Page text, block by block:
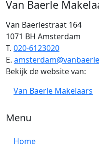
Van Baerle
Van Baerlestraat 164
1071 BH Amsterdam
T. 020-6123020
E.
Bekijk de website van:
Van Baerle Makelaars
Menu
Home